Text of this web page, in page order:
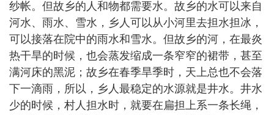
纱帐。但故乡的人和物都需要水。故乡的水可以来自
河水、雨水、雪水，乡人可以从小河里去担水担冰，
可以接落在院中的雨水和雪水。但故乡的河，在最炎
热干旱的时候，也会蒸发缩成一条窄窄的裙带，甚至
满河床的黑泥；故乡在春季旱季时，天上总也不会落
下一滴雨，所以，乡人最稳定的水源就是井水。井水
少的时候，村人担水时，就要在扁担上系一条长绳，